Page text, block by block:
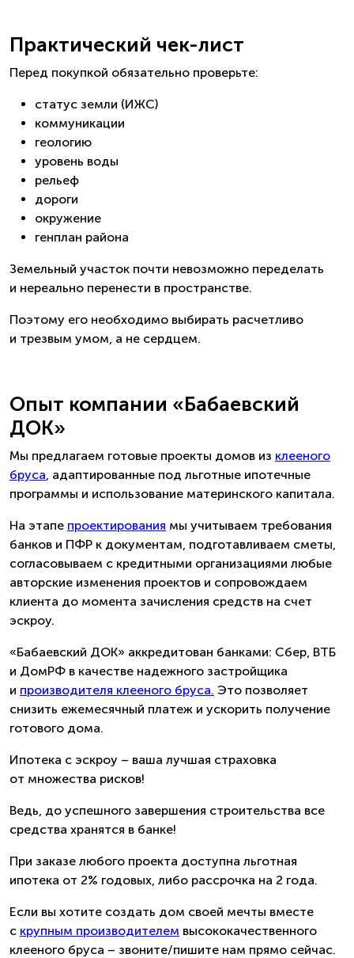
Практический чек-лист
Перед покупкой обязательно проверьте:
статус земли (ИЖС)
коммуникации
геологию
уровень воды
рельеф
дороги
окружение
генплан района
Земельный участок почти невозможно переделать
и нереально перенести в пространстве.
Поэтому его необходимо выбирать расчетливо
и трезвым умом, а не сердцем.
Опыт компании «Бабаевский
ДОК»
Мы предлагаем готовые проекты домов из клееного
бруса, адаптированные под льготные ипотечные
программы и использование материнского капитала.
На этапе проектирования мы учитываем требования
банков и ПФР к документам, подготавливаем сметы,
согласовываем с кредитными организациями любые
авторские изменения проектов и сопровождаем
клиента до момента зачисления средств на счет
эскроу.
«Бабаевский ДОК» аккредитован банками: Сбер, ВТБ
и ДомРФ в качестве надежного застройщика
и производителя клееного бруса. Это позволяет
снизить ежемесячный платеж и ускорить получение
готового дома.
Ипотека с эскроу – ваша лучшая страховка
от множества рисков!
Ведь, до успешного завершения строительства все
средства хранятся в банке!
При заказе любого проекта доступна льготная
ипотека от 2% годовых, либо рассрочка на 2 года.
Если вы хотите создать дом своей мечты вместе
с крупным производителем высококачественного
клееного бруса – звоните/пишите нам прямо сейчас.